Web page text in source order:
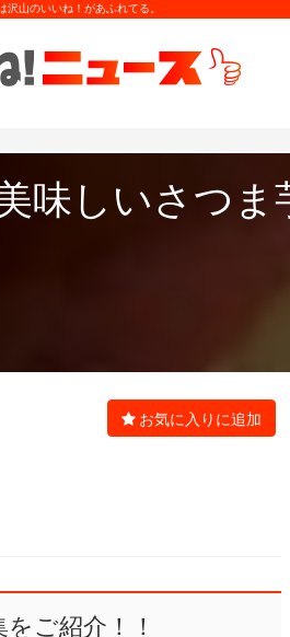
沢山のいいね！があふれてる。
味しいさつ
お気に入りに追加
ご紹介！！